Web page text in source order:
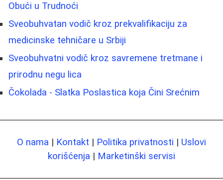
Obući u Trudnoći
Sveobuhvatan vodič kroz prekvalifikaciju za
medicinske tehničare u Srbiji
Sveobuhvatni vodič kroz savremene tretmane i
prirodnu negu lica
Čokolada - Slatka Poslastica koja Čini Srećnim
O nama | Kontakt | Politika privatnosti | Uslovi
korišćenja | Marketinški servisi